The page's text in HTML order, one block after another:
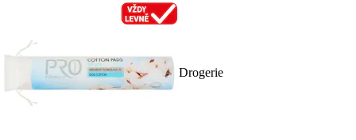
Drogerie